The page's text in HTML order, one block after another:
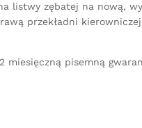
listwy zębatej na nową,
przekładni
miesięczną pisemną